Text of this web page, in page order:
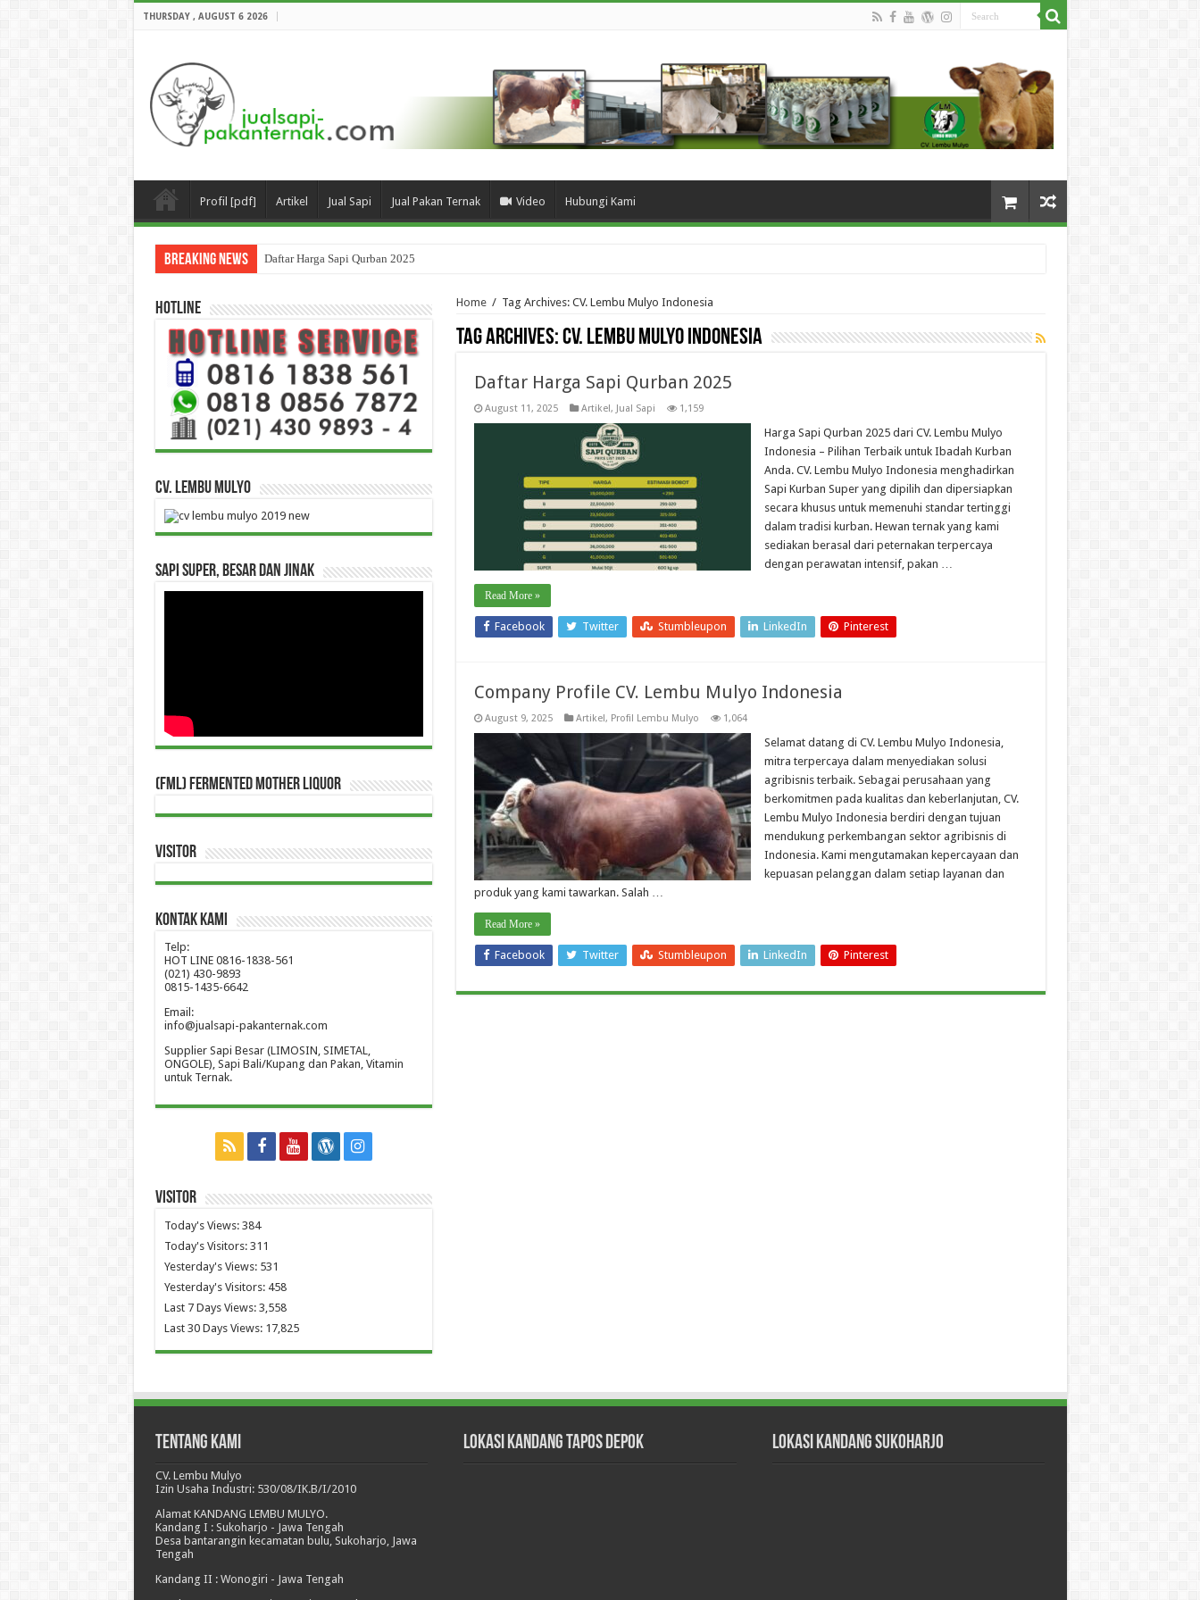
THURSDAY , AUGUST 6 2026
Profil [pdf] Artikel Jual Sapi Jual Pakan Ternak Video Hubungi Kami
Breaking News Daftar Harga Sapi Qurban 2025
Home / Tag Archives: CV. Lembu Mulyo Indonesia
Tag Archives:CV. Lembu Mulyo Indonesia
Daftar Harga Sapi Qurban 2025
August 11, 2025 Artikel , Jual Sapi 1,159
Harga Sapi Qurban 2025 dari CV. Lembu Mulyo
Indonesia – Pilihan Terbaik untuk Ibadah Kurban
Anda. CV. Lembu Mulyo Indonesia menghadirkan
Sapi Kurban Super yang dipilih dan dipersiapkan
secara khusus untuk memenuhi standar tertinggi
dalam tradisi kurban. Hewan ternak yang kami
sediakan berasal dari peternakan terpercaya
dengan perawatan intensif, pakan …
Read More »
Facebook Twitter Stumbleupon LinkedIn Pinterest
Company Profile CV. Lembu Mulyo Indonesia
August 9, 2025 Artikel , Profil Lembu Mulyo 1,064
Selamat datang di CV. Lembu Mulyo Indonesia,
mitra terpercaya dalam menyediakan solusi
agribisnis terbaik. Sebagai perusahaan yang
berkomitmen pada kualitas dan keberlanjutan, CV.
Lembu Mulyo Indonesia berdiri dengan tujuan
mendukung perkembangan sektor agribisnis di
Indonesia. Kami mengutamakan kepercayaan dan
kepuasan pelanggan dalam setiap layanan dan
produk yang kami tawarkan. Salah …
Read More »
Facebook Twitter Stumbleupon LinkedIn Pinterest
HOTLINE
CV. Lembu Mulyo
Sapi Super, Besar dan Jinak
(FML) Fermented Mother Liquor
Visitor
Kontak Kami
Telp:
HOT LINE 0816-1838-561
(021) 430-9893
0815-1435-6642
Email:
info@jualsapi-pakanternak.com
Supplier Sapi Besar (LIMOSIN, SIMETAL,
ONGOLE), Sapi Bali/Kupang dan Pakan, Vitamin
untuk Ternak.
Visitor
Today's Views: 384
Today's Visitors: 311
Yesterday's Views: 531
Yesterday's Visitors: 458
Last 7 Days Views: 3,558
Last 30 Days Views: 17,825
Tentang Kami
CV. Lembu Mulyo
Izin Usaha Industri: 530/08/IK.B/I/2010
Alamat KANDANG LEMBU MULYO.
Kandang I : Sukoharjo - Jawa Tengah
Desa bantarangin kecamatan bulu, Sukoharjo, Jawa
Tengah
Kandang II : Wonogiri - Jawa Tengah
Lokasi Kandang Tapos Depok Lokasi Kandang Sukoharjo